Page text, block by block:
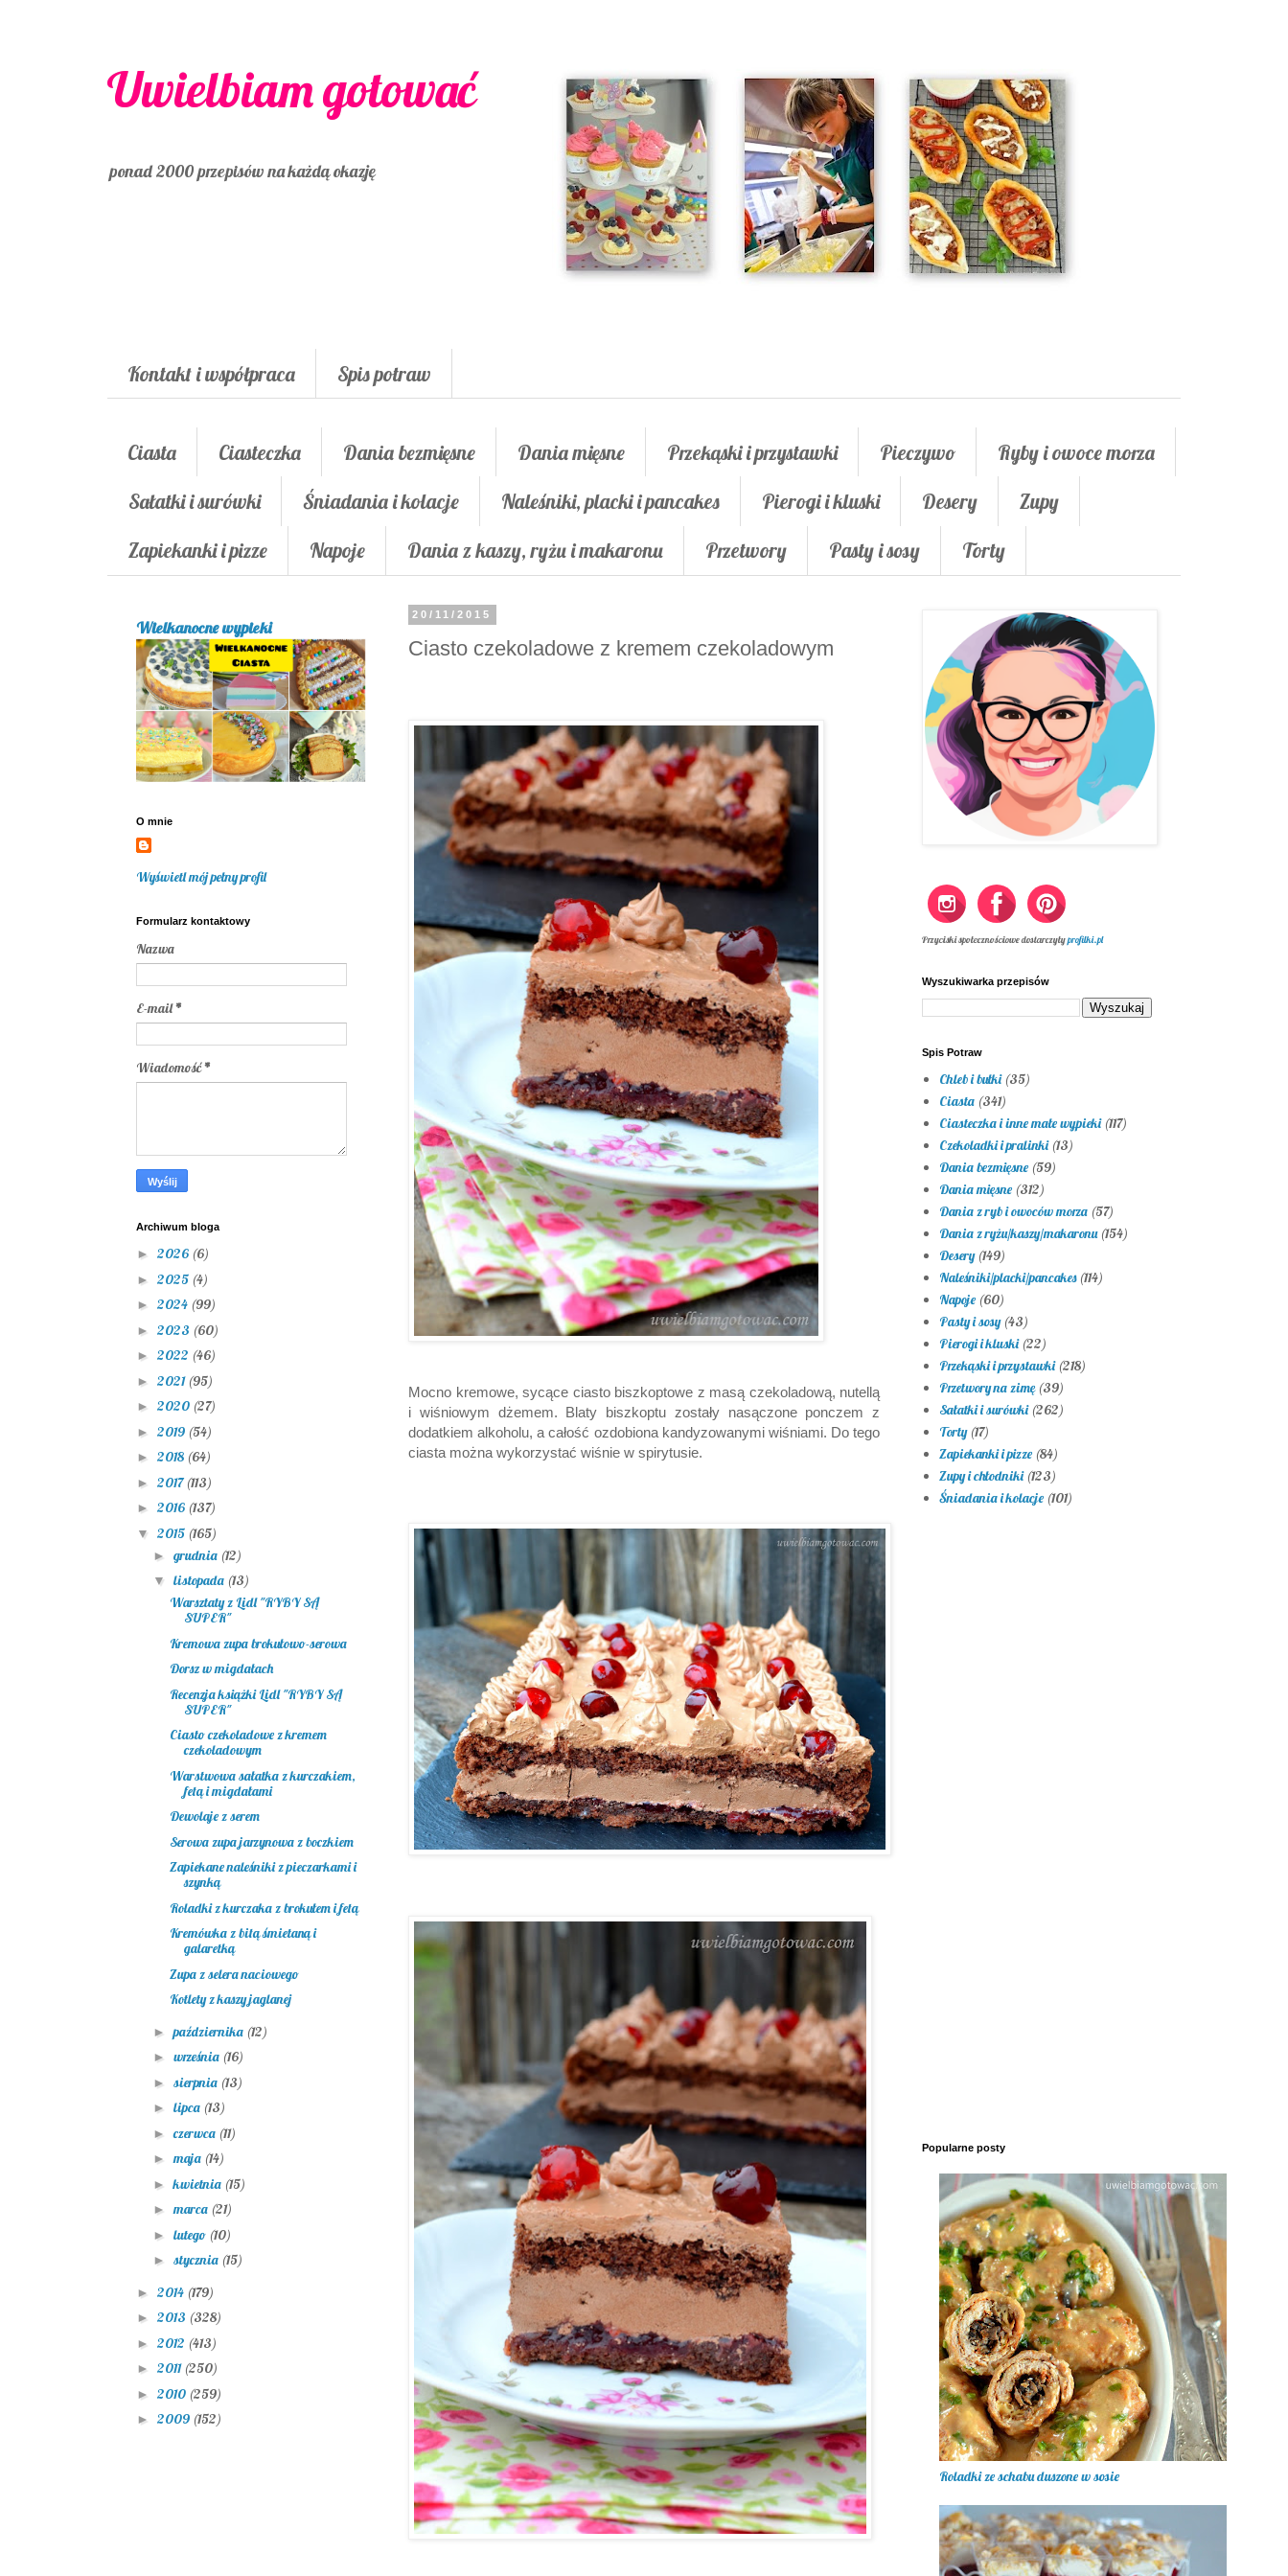
Uwielbiam gotować
ponad 2000 przepisów na każdą okazję
Kontakt i współpraca Spis potraw
Ciasta Ciasteczka Dania bezmięsne Dania mięsne Przekąski i przystawki Pieczywo
Ryby i owoce morza
Sałatki i surówki
Śniadania i kolacje Naleśniki, placki i pancakes Pierogi i kluski Desery
Zupy
Zapiekanki i pizze
Napoje Dania z kaszy, ryżu i makaronu Przetwory Pasty i sosy Torty
20/11/2015
Ciasto czekoladowe z kremem czekoladowym
Mocno kremowe, sycące ciasto biszkoptowe z masą czekoladową, nutellą
i wiśniowym dżemem. Blaty biszkoptu zostały nasączone ponczem z
dodatkiem alkoholu, a całość ozdobiona kandyzowanymi wiśniami. Do tego
ciasta można wykorzystać wiśnie w spirytusie.
Wielkanocne wypieki
O mnie
Wyświetl mój pełny profil
Formularz kontaktowy
Nazwa
E-mail*
Wiadomość*
Archiwum bloga
► 2026 (6)
► 2025 (4)
► 2024 (99)
► 2023 (60)
► 2022 (46)
► 2021 (95)
► 2020 (27)
► 2019 (54)
► 2018 (64)
► 2017(113)
► 2016 (137)
▼ 2015 (165)
► grudnia (12)
▼ listopada (13)
Warsztaty z Lidl "RYBY SĄ
SUPER"
Kremowa zupa brokułowo-serowa
Dorsz w migdałach
Recenzja książki Lidl "RYBY SĄ
SUPER"
Ciasto czekoladowe z kremem
czekoladowym
Warstwowa sałatka z kurczakiem,
fetą i migdałami
Dewolaje z serem
Serowa zupa jarzynowa z boczkiem
Zapiekane naleśniki z pieczarkami i
szynką
Roladki z kurczaka z brokułem i fetą
Kremówka z bitą śmietaną i
galaretką
Zupa z selera naciowego
Kotlety z kaszy jaglanej
►października (12)
► września (16)
► sierpnia (13)
► lipca (13)
►czerwca (11)
►maja (14)
►kwietnia (15)
►marca (21)
► lutego (10)
► stycznia (15)
► 2014 (179)
► 2013 (328)
► 2012 (413)
► 2011 (250)
► 2010 (259)
► 2009 (152)
Przyciski społecznościowe dostarczyłyprofilki.pl
Wyszukiwarka przepisów
Spis Potraw
Chleb i bułki (35)
Ciasta (341)
Ciasteczka i inne małe wypieki (117)
Czekoladki i pralinki (13)
Dania bezmięsne (59)
Dania mięsne (312)
Dania z ryb i owoców morza (57)
Dania z ryżu/kaszy/makaronu (154)
Desery (149)
Naleśniki/placki/pancakes (114)
Napoje (60)
Pasty i sosy (43)
Pierogi i kluski (22)
Przekąski i przystawki (218)
Przetwory na zimę (39)
Sałatki i surówki (262)
Torty (17)
Zapiekanki i pizze (84)
Zupy i chłodniki (123)
Śniadania i kolacje (101)
Popularne posty
Roladki ze schabu duszone w sosie